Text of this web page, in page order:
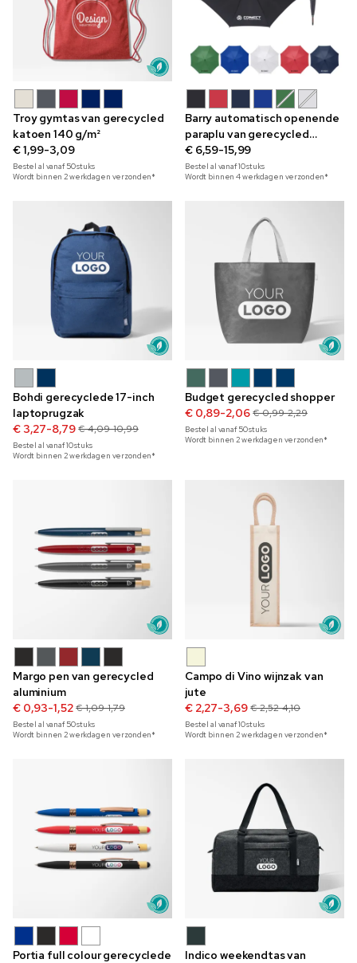
Troy gymtas van gerecycled
katoen 140 g/m²
€ 1,99-3,09
Bestel al vanaf50stuks
Wordt binnen 2 werkdagen verzonden*
Barry automatisch openende
paraplu van gerecycled
materiaal
€ 6,59-15,99
Bestel al vanaf10stuks
Wordt binnen 4 werkdagen verzonden*
Bohdi gerecyclede 17-inch
laptoprugzak
€ 3,27-8,79 € 4,09-10,99
Bestel al vanaf10stuks
Wordt binnen 2 werkdagen verzonden*
Budget gerecycled shopper
€ 0,89-2,06 € 0,99-2,29
Bestel al vanaf50stuks
Wordt binnen 2 werkdagen verzonden*
Margo pen van gerecycled
aluminium
€ 0,93-1,52 € 1,09-1,79
Bestel al vanaf50stuks
Wordt binnen 2 werkdagen verzonden*
Campo di Vino wijnzak van
jute
€ 2,27-3,69 € 2,52-4,10
Bestel al vanaf10stuks
Wordt binnen 2 werkdagen verzonden*
Portia full colour gerecyclede Indico weekendtas van